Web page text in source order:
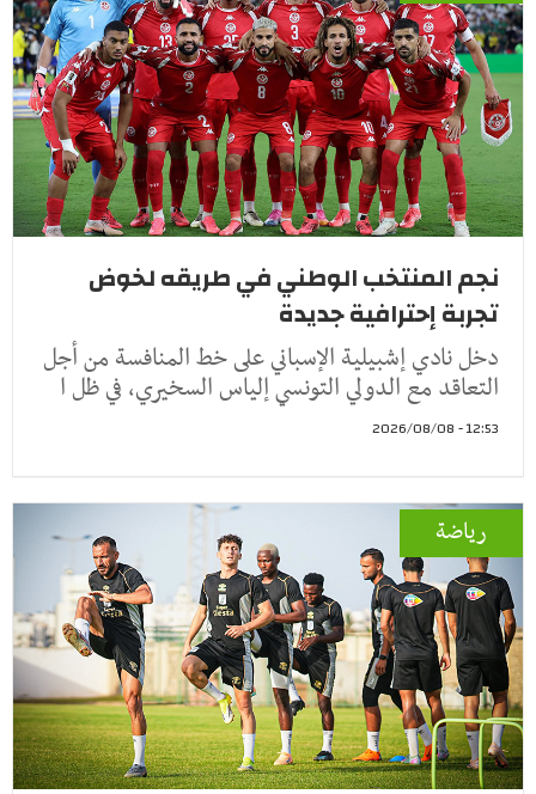
نجم المنتخب الوطني في طريقه لخوض
تجربة إحترافية جديدة
دخل نادي إشبيلية الإسباني على خط المنافسة من أجل
التعاقد مع الدولي التونسي إلياس السخيري، في ظل ا
12:53 - 2026/08/08
رياضة